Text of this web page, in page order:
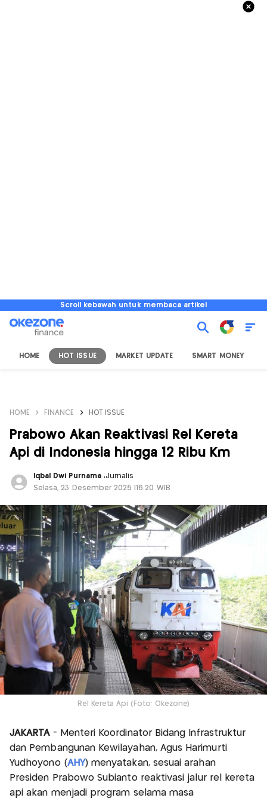
Scroll kebawah untuk membaca artikel
HOME HOT ISSUE MARKET UPDATE SMART MONEY
HOME FINANCE HOT ISSUE
Prabowo Akan Reaktivasi Rel Kereta
Api di Indonesia hingga 12 Ribu Km
Iqbal Dwi Purnama ,Jurnalis
Selasa, 23 Desember 2025 |16:20 WIB
Rel Kereta Api (Foto: Okezone)
JAKARTA- Menteri Koordinator Bidang Infrastruktur
dan Pembangunan Kewilayahan, Agus Harimurti
Yudhoyono (AHY) menyatakan, sesuai arahan
Presiden Prabowo Subianto reaktivasi jalur rel kereta
api akan menjadi program selama masa